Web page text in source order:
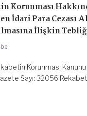
Korunması
İdari Para Cezası
İlişkin
Korunması Kanunu
Sayı: 32056